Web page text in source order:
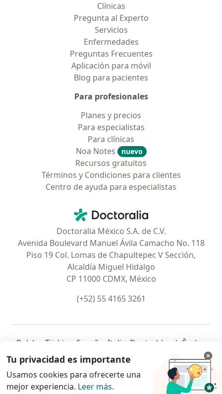
Clínicas
Pregunta al Experto
Servicios
Enfermedades
Preguntas Frecuentes
Aplicación para móvil
Blog para pacientes
Para profesionales
Planes y precios
Para especialistas
Para clínicas
Noa Notes
nuevo
Recursos gratuitos
Términos y Condiciones para clientes
Centro de ayuda para especialistas
Doctoralia - Página de inicio
Doctoralia México S.A. de C.V.
Avenida Boulevard Manuel Ávila Camacho No. 118
Piso 19 Col. Lomas de Chapultepec V Sección,
Alcaldía Miguel Hidalgo
CP 11000 CDMX, México
(+52) 55 4165 3261
Polska se abre en una nueva pestaña
Türkiye se abre en una nueva pestaña
España se abre en una nueva pestaña
Italia se abre en una nueva
Deutschlandse abre en
Česko
Portugal
se abre en una nueva pestaña
México se abre en una nueva pestaña
Chile se abre en una nueva pestaña
Brasil se abre en una nueva
se abre en
se
se abre en una nueva
www.doctoralia.com.mx © 2026 - Encuentra tu
Tu privacidad es importante
Usamos cookies para ofrecerte una
mejor experiencia. Leer más.